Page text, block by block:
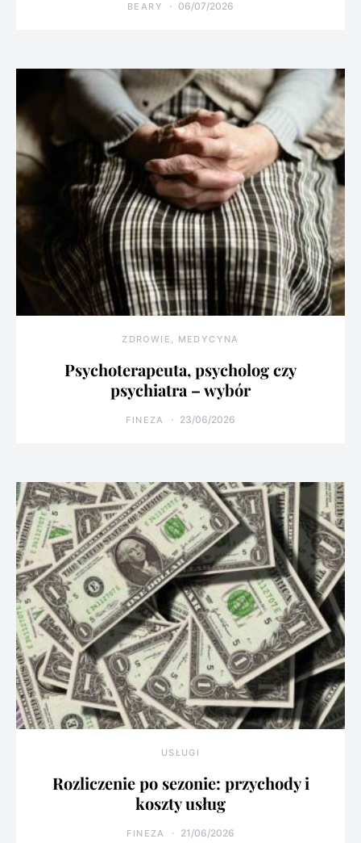
BEARY 06/07/2026
ZDROWIE, MEDYCYNA
Psychoterapeuta, psycholog czy
psychiatra – wybór
FINEZA 23/06/2026
USŁUGI
Rozliczenie po sezonie: przychody i
koszty usług
FINEZA 21/06/2026